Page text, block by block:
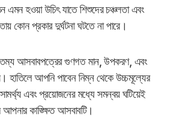
এমন হওয়া উচিৎ যাতে শিশুদের চঞ্চলতা এবং
কোন প্রকার দুর্ঘটনা ঘটতে না পারে।
আসবাবপত্রের গুণগত মান, উপকরণ, এবং
হাতিলে আপনি পাবেন নিম্ন থেকে উচ্চমূল্যের
এবং প্রয়োজনের মধ্যে সমন্বয় ঘটিয়েই
কাঙ্ক্ষিত আসবাবটি।